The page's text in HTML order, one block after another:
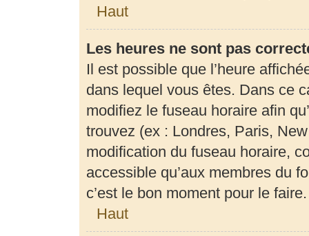
Haut
Les heures ne sont pas
Il est possible que l’heure
dans lequel vous êtes. Dans ce
modifiez le fuseau horaire afin
trouvez (ex : Londres, Paris,
modification du fuseau horaire,
accessible qu’aux membres du
c’est le bon moment pour le faire.
Haut